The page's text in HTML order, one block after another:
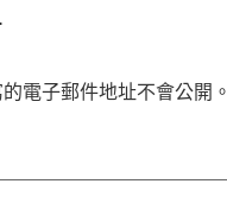
電子郵件地址不會公開。